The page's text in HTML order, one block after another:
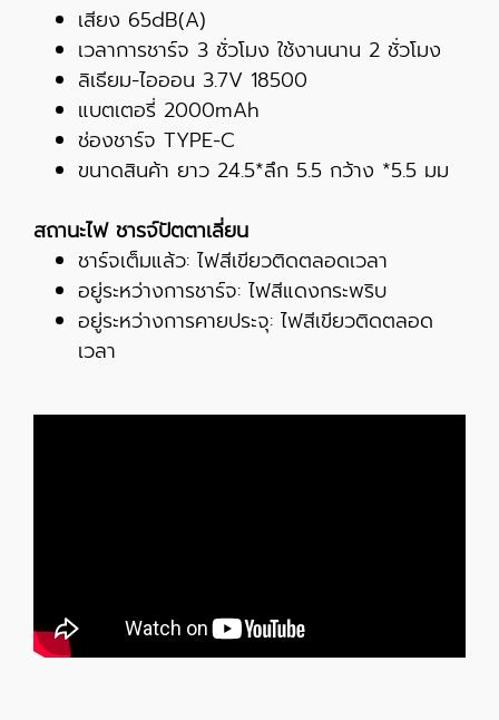
เสียง 65dB(A)
เวลาการชาร์จ 3 ชั่วโมง ใช้งานนาน 2 ชั่วโมง
ลิเธียม-ไอออน 3.7V 18500
แบตเตอรี่ 2000mAh
ช่องชาร์จ TYPE-C
ขนาดสินค้า ยาว 24.5*ลึก 5.5 กว้าง *5.5 มม
สถานะไฟ ชารจ์ปัตตาเลี่ยน
ชาร์จเต็มแล้ว: ไฟสีเขียวติดตลอดเวลา
อยู่ระหว่างการชาร์จ: ไฟสีแดงกระพริบ
อยู่ระหว่างการคายประจุ: ไฟสีเขียวติดตลอด
เวลา